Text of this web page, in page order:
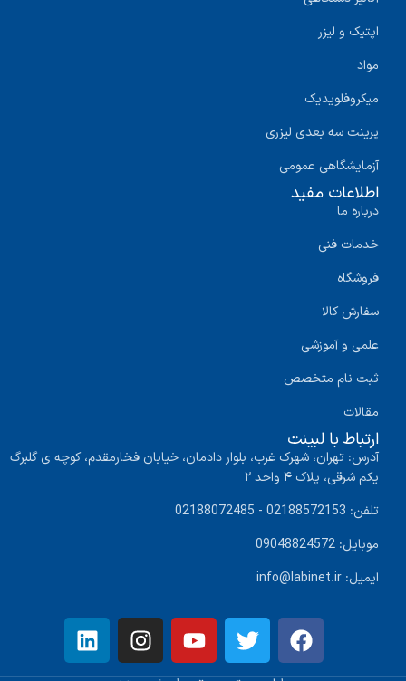
اپتیک و لیزر
مواد
میکروفلویدیک
پرینت سه‌ بعدی لیزری
آزمایشگاهی عمومی
اطلاعات مفید
درباره ما
خدمات فنی
فروشگاه
سفارش کالا
علمی و آموزشی
ثبت نام متخصص
مقالات
ارتباط با لبینت
آدرس: تهران، شهرک غرب، بلوار دادمان، خیابان فخارمقدم، کوچه ی گلبرگ
یکم شرقی، پلاک ۴ واحد ۲
تلفن: 02188572153 - 02188072485
موبایل: 09048824572
ایمیل: info@labinet.ir